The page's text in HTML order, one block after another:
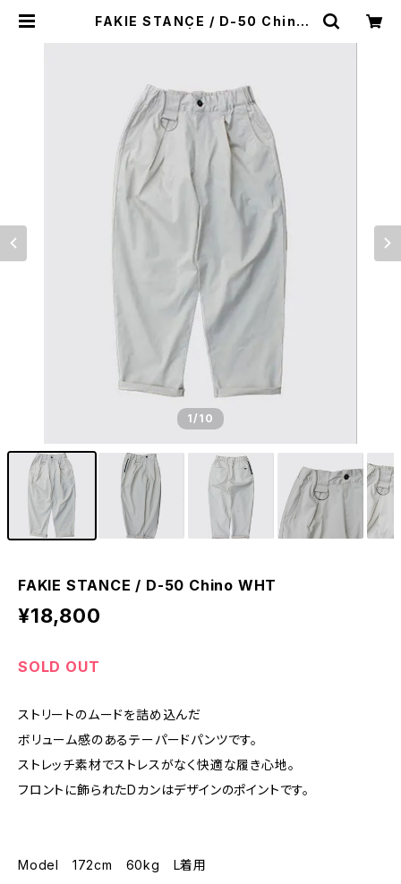
FAKIE STANCE / D-50 Chino
1/10
FAKIE STANCE / D-50 Chino WHT
¥18,800
SOLD OUT
ストリートのムードを詰め込んだ
ボリューム感のあるテーパードパンツです。
ストレッチ素材でストレスがなく快適な履き心地。
フロントに飾られたDカンはデザインのポイントです。
Model 172cm 60kg L着用